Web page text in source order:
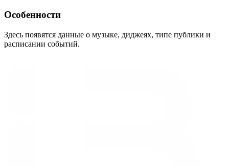
Особенности
Здесь появятся данные о музыке, диджеях, типе публики и
расписании событий.